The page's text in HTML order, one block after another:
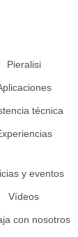
Pieralisi
técnica
y eventos
Vídeos
con nosotros